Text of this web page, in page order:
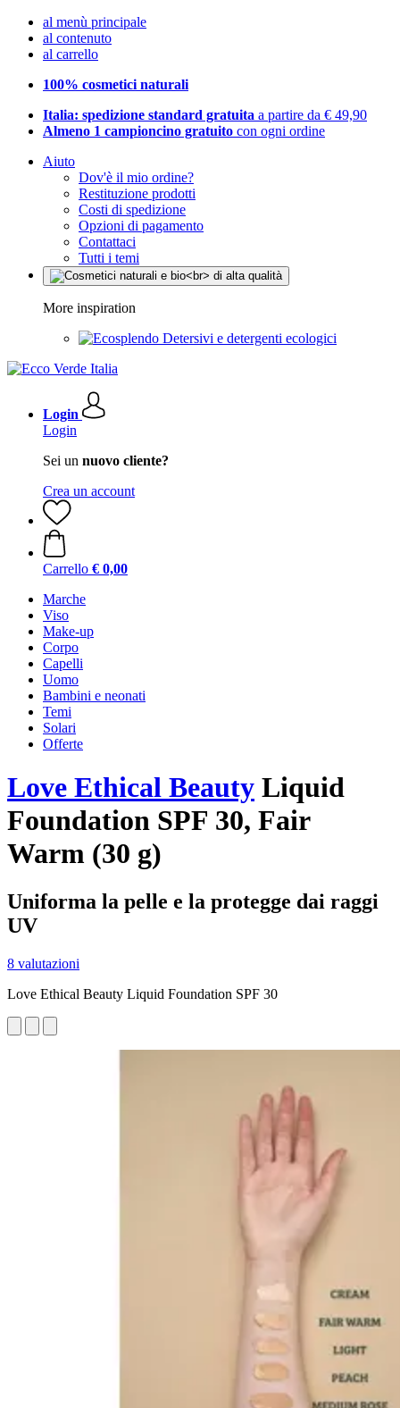
al menù principale
al contenuto
al carrello
100% cosmetici naturali
Italia: spedizione standard gratuita a partire da € 49,90
Almeno 1 campioncino gratuito con ogni ordine
Aiuto
Dov'è il mio ordine?
Restituzione prodotti
Costi di spedizione
Opzioni di pagamento
Contattaci
Tutti i temi
More inspiration
Detersivi e detergenti ecologici
Login
Login
Sei un nuovo cliente?
Crea un account
Carrello € 0,00
Marche
Viso
Make-up
Corpo
Capelli
Uomo
Bambini e neonati
Temi
Solari
Offerte
Love Ethical Beauty Liquid
Foundation SPF 30, Fair
Warm (30 g)
Uniforma la pelle e la protegge dai raggi
UV
8 valutazioni
Love Ethical Beauty Liquid Foundation SPF 30